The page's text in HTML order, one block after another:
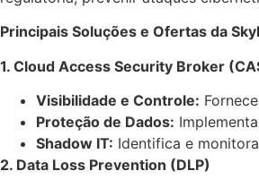
Principais Soluções e Ofertas da
1. Cloud Access Security Broker
Visibilidade e Controle:
Proteção de Dados:
Shadow IT: Identifica e
2. Data Loss Prevention (DLP)